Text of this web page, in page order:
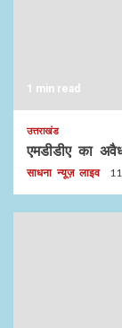
1 min read
उत्तराखंड
एमडीडीए का
साधना न्यूज़ लाइव